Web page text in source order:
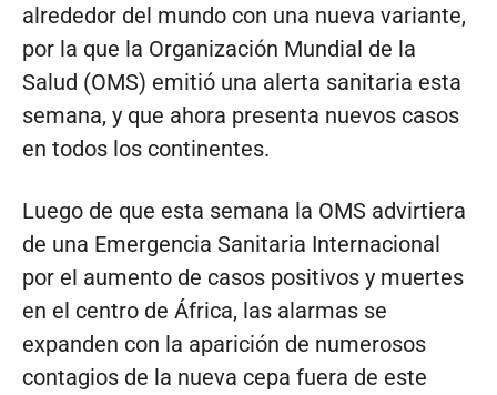
alrededor del mundo con una nueva variante,
por la que la Organización Mundial de la
Salud (OMS) emitió una alerta sanitaria esta
semana, y que ahora presenta nuevos casos
en todos los continentes.
Luego de que esta semana la OMS advirtiera
de una Emergencia Sanitaria Internacional
por el aumento de casos positivos y muertes
en el centro de África, las alarmas se
expanden con la aparición de numerosos
contagios de la nueva cepa fuera de este